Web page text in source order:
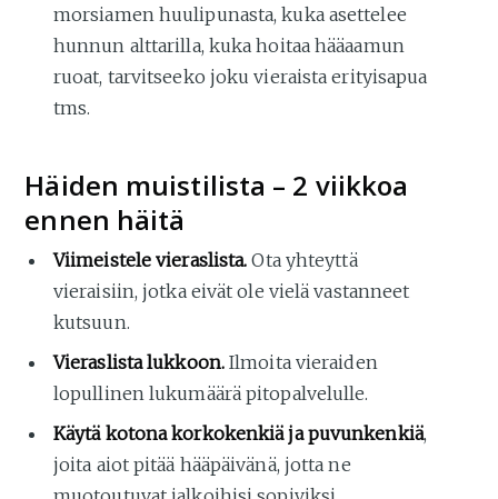
morsiamen huulipunasta, kuka asettelee
hunnun alttarilla, kuka hoitaa hääaamun
ruoat, tarvitseeko joku vieraista erityisapua
tms.
Häiden muistilista – 2 viikkoa
ennen häitä
Viimeistele vieraslista. Ota yhteyttä
vieraisiin, jotka eivät ole vielä vastanneet
kutsuun.
Vieraslista lukkoon.Ilmoita vieraiden
lopullinen lukumäärä pitopalvelulle.
Käytä kotona korkokenkiä ja puvunkenkiä,
joita aiot pitää hääpäivänä, jotta ne